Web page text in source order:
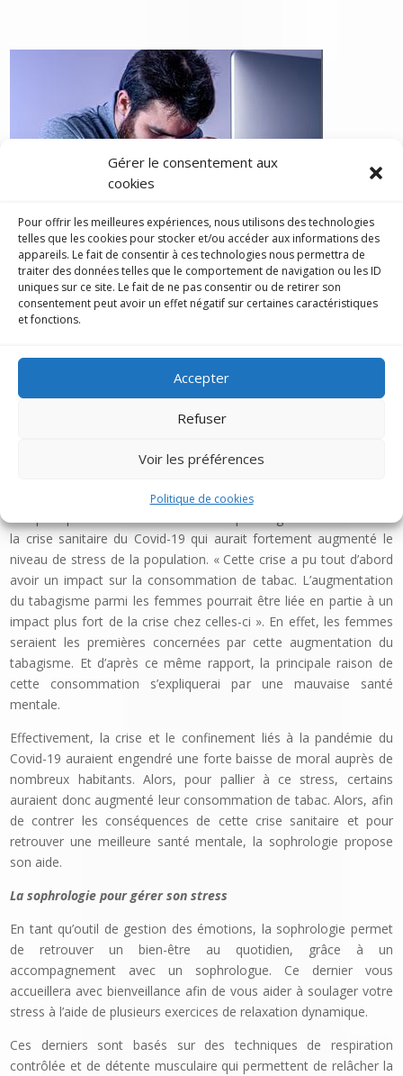
Gérer le consentement aux
cookies
Pour offrir les meilleures expériences, nous utilisons des technologies
telles que les cookies pour stocker et/ou accéder aux informations des
appareils. Le fait de consentir à ces technologies nous permettra de
traiter des données telles que le comportement de navigation ou les ID
uniques sur ce site. Le fait de ne pas consentir ou de retirer son
consentement peut avoir un effet négatif sur certaines caractéristiques
et fonctions.
Accepter
Refuser
Voir les préférences
Politique de cookies
D’après les résultats du baromètre de l’agence Santé Publique
France, le pays connaît une forte hausse du tabagisme. La
principale raison mise en cause est l’augmentation du stress.
Alors, pour faire descendre cette jauge d’anxiété, la sophrologie a
D’après le rapport de la Santé Publique France, la consommation
de tabac a fortement augmenté durant l’année 2021 pour les
en France est actuellement d’environ 15 millions, « dont 12
la crise sanitaire du Covid-19 qui aurait fortement augmenté le
niveau de stress de la population. « Cette crise a pu tout d’abord
avoir un impact sur la consommation de tabac. L’augmentation
du tabagisme parmi les femmes pourrait être liée en partie à un
impact plus fort de la crise chez celles-ci ». En effet, les femmes
seraient les premières concernées par cette augmentation du
tabagisme. Et d’après ce même rapport, la principale raison de
cette consommation s’expliquerai par une mauvaise santé
mentale.
Effectivement, la crise et le confinement liés à la pandémie du
Covid-19 auraient engendré une forte baisse de moral auprès de
nombreux habitants. Alors, pour pallier à ce stress, certains
auraient donc augmenté leur consommation de tabac. Alors, afin
de contrer les conséquences de cette crise sanitaire et pour
retrouver une meilleure santé mentale, la sophrologie propose
son aide.
La sophrologie pour gérer son stress
En tant qu’outil de gestion des émotions, la sophrologie permet
de retrouver un bien-être au quotidien, grâce à un
accompagnement avec un sophrologue. Ce dernier vous
accueillera avec bienveillance afin de vous aider à soulager votre
stress à l’aide de plusieurs exercices de relaxation dynamique.
Ces derniers sont basés sur des techniques de respiration
contrôlée et de détente musculaire qui permettent de relâcher la